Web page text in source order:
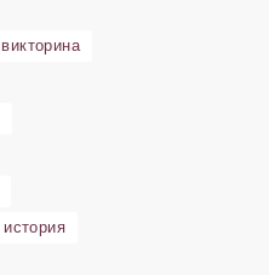
викторина
история